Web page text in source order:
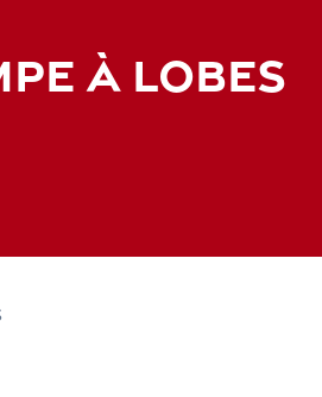
À LOBES